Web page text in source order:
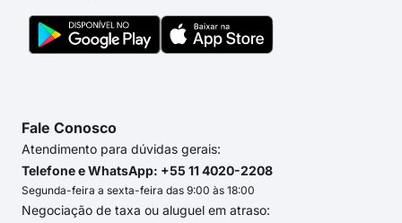
Fale Conosco
Atendimento para dúvidas gerais:
Telefone e WhatsApp: +55 11 4020-2208
Segunda-feira a sexta-feira das 9:00 às 18:00
Negociação de taxa ou aluguel em atraso: